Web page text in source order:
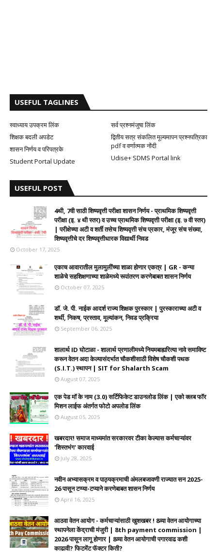
USEFUL TAGLINES
स्वाध्याय उपक्रम लिंक
सर्व प्रश्नमंजुषा लिंक
शिक्षक बदली अपडेट
द्वितीय सत्र संकलित मूल्यमापन प्रश्नपत्रिका
pdf व वर्णात्मक नोंदी
शासन निर्णय व परिपत्रके
Udise+ SDMS Portal link
Student Portal Update
USEFUL POST
4थी, 7वी साठी शिष्यवृत्ती परीक्षा शासन निर्णय - प्राथमिक शिष्यवृत्ती
परीक्षा (इ. ४ थी स्तर) व उच्च प्राथमिक शिष्यवृत्ती परीक्षा (इ. ७ वी स्तर)
| परीक्षेच्या अटी व शर्ती तसेच शिष्यवृत्ती संच प्रकार, मंजूर संच संख्या,
शिष्यवृत्तीचे दर शिष्यवृत्तीधारक विद्यार्थी निवड
October 17, 2025
एकाच आवारातील मुलामुलींच्या शाळा होणार एकत्र | GR - कन्या
शाळेचे सहशिक्षणाच्या शाळेमध्ये रूपांतरण करणेबाबत शासन निर्णय
October 07, 2025
डॉ. जे. पी. नाईक आदर्श राज्य शिक्षक पुरस्कार | पुरस्काराच्या अटी व
शर्थी, निकष, प्रस्ताव, मूल्यांकन, निवड प्रक्रिया
September 06, 2025
शालार्थ ID घोटाळा - शालार्थ प्रणालीमध्ये नियमबाह्यरित्या नावे समाविष्ट
करून वेतन अदा केल्यासंदर्भात चौकशीसाठी विशेष चौकशी पथक
(S.I.T.) स्थापन | SIT for Shalarth Scam
August 07, 2025
एक पेड मॉ के नाम (3.0) सर्टिफिकेट डाउनलोड लिंक | एको क्लब फॉर
मिशन लाईफ अंतर्गत फोटो अपलोड लिंक
August 05, 2025
खबरदार! समाज माध्यमांत सरकारवर टीका केल्यास कर्मचाऱ्यांवर
'शिस्तभंग' कारवाई
July 28, 2025
नवीन अभ्यासक्रम व पाठ्यक्रमाची अंमलबजावणी राज्यात सन 2025-
26 पासून टप्प्या-टप्याने करणेबाबत शासन निर्णय
April 16, 2025
आठवा वेतन आयोग - कर्मचाऱ्यांसाठी खुशखबर ! 8व्या वेतन आयोगाच्या
स्थापनेला केंद्राची मंजुरी | 8th payment commission |
2026 पासून लागू होणार | 8व्या वेतन आयोगाची पगारवाढ कशी
काढावी? फिटमेंट फॅक्टर किती?